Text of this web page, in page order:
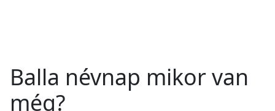
Balla névnap mikor van
még?